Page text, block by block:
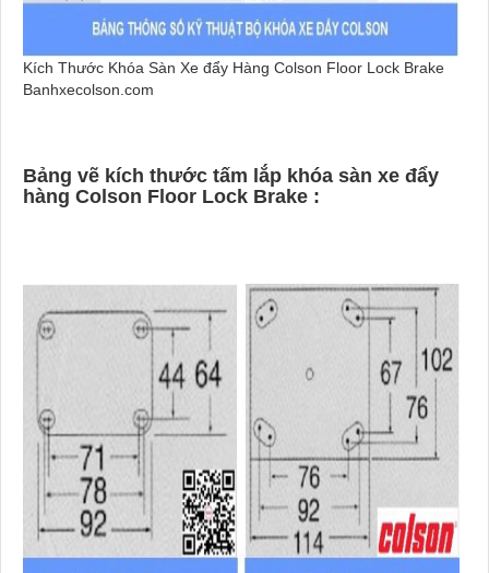
Kích Thước Khóa Sàn Xe đẩy Hàng Colson Floor Lock Brake
Banhxecolson.com
Bảng vẽ kích thước tấm lắp khóa sàn xe đẩy
hàng Colson Floor Lock Brake :